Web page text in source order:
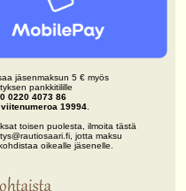
jäsenmaksun 5 € myös
pankkitilille
0220 4073 86
viitenumeroa 19994.
toisen puolesta, ilmoita tästä
jotta maksu
oikealle jäsenelle.